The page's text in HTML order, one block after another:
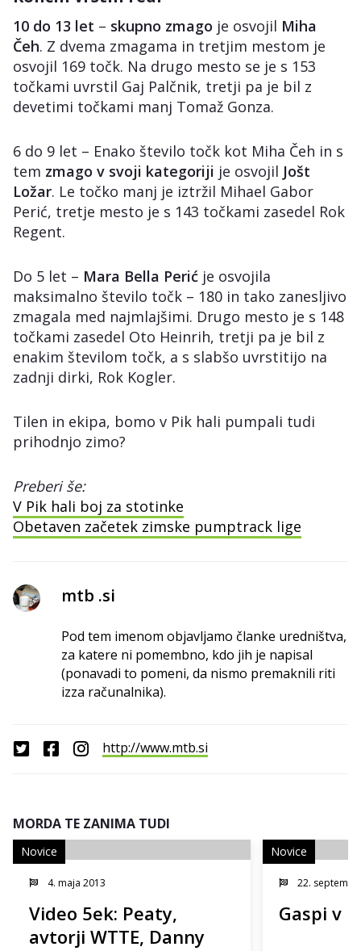
10 do 13 let – skupno zmago je osvojil Miha
Čeh. Z dvema zmagama in tretjim mestom je
osvojil 169 točk. Na drugo mesto se je s 153
točkami uvrstil Gaj Palčnik, tretji pa je bil z
devetimi točkami manj Tomaž Gonza.
6 do 9 let – Enako število točk kot Miha Čeh in s
tem zmago v svoji kategoriji je osvojil Jošt
Ložar. Le točko manj je iztržil Mihael Gabor
Perić, tretje mesto je s 143 točkami zasedel Rok
Regent.
Do 5 let – Mara Bella Perić je osvojila
maksimalno število točk – 180 in tako zanesljivo
zmagala med najmlajšimi. Drugo mesto je s 148
točkami zasedel Oto Heinrih, tretji pa je bil z
enakim številom točk, a s slabšo uvrstitijo na
zadnji dirki, Rok Kogler.
Tilen in ekipa, bomo v Pik hali pumpali tudi
prihodnjo zimo?
Preberi še:
V Pik hali boj za stotinke
Obetaven začetek zimske pumptrack lige
mtb .si
Pod tem imenom objavljamo članke uredništva,
za katere ni pomembno, kdo jih je napisal
(ponavadi to pomeni, da nismo premaknili riti
izza računalnika).
http://www.mtb.si
MORDA TE ZANIMA TUDI
4. maja 2013
Video 5ek: Peaty,
avtorji WTTE, Danny
Novice
22.
Gaspi v
Novice